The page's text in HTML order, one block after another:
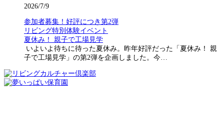
2026/7/9
参加者募集！好評につき第2弾
リビング特別体験イベント
夏休み！ 親子で工場見学
いよいよ待ちに待った夏休み。昨年好評だった「夏休み！ 親
子で工場見学」の第2弾を企画しました。今…